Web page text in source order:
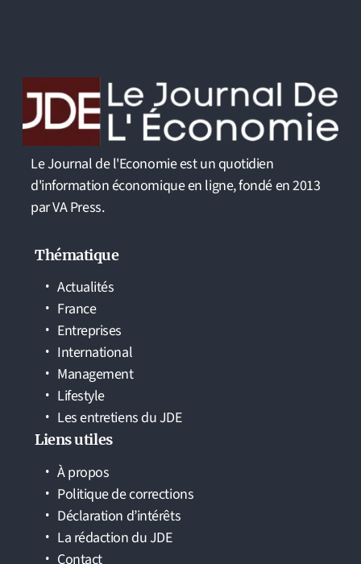
Le Journal de l'Economie est un quotidien
d'information économique en ligne, fondé en 2013
par VA Press.
Thématique
Actualités
France
Entreprises
International
Management
Lifestyle
Les entretiens du JDE
Liens utiles
À propos
Politique de corrections
Déclaration d’intérêts
La rédaction du JDE
Contact